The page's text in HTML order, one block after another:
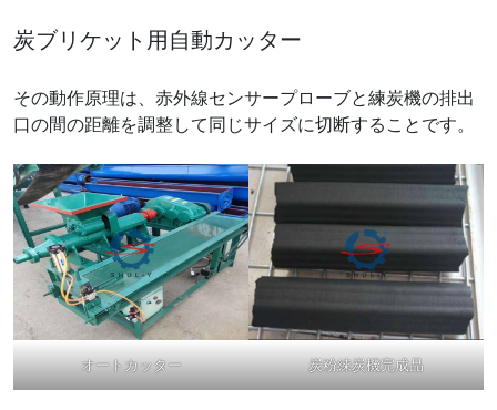
炭ブリケット用自動カッター
その動作原理は、赤外線センサープローブと練炭機の排出
口の間の距離を調整して同じサイズに切断することです。
オートカッター 炭粉練炭機完成品